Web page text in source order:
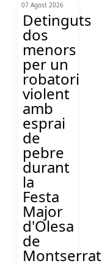
07 Agost 2026
Detinguts
dos
menors
per un
robatori
violent
amb
esprai
de
pebre
durant
la
Festa
Major
d'Olesa
de
Montserrat